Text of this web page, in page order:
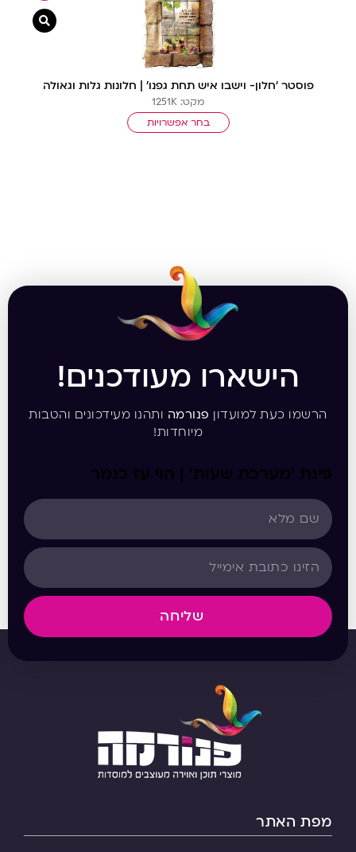
פוסטר ‘חלון- וישבו איש תחת גפנו’ | חלונות גלות וגאולה
מקט: 1251K
בחר אפשרויות
צפייה
הישארו מעודכנים!
הרשמו כעת למועדון פנורמה ותהנו מעידכונים והטבות
מיוחדות!
פינת ‘מערכת שעות’ | הוי עז כנמר
שליחה
מפת האתר